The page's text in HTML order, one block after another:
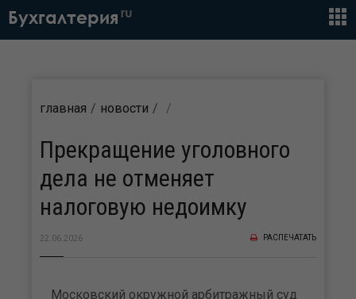
Бухгалтерия ru
главная новости
Прекращение уголовного
дела не отменяет
налоговую недоимку
22.06.2026 РАСПЕЧАТАТЬ
Московский окружной арбитражный суд